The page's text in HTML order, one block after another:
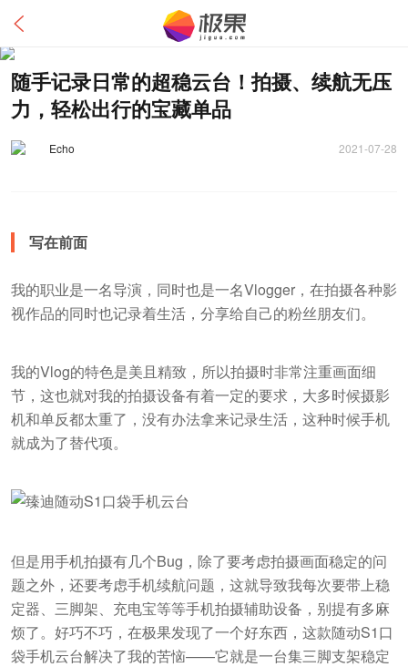
随手记录日常的超稳云台！拍摄、续航无压
力，轻松出行的宝藏单品
Echo 2021-07-28
写在前面
我的职业是一名导演，同时也是一名Vlogger，在拍摄各种影
视作品的同时也记录着生活，分享给自己的粉丝朋友们。
我的Vlog的特色是美且精致，所以拍摄时非常注重画面细
节，这也就对我的拍摄设备有着一定的要求，大多时候摄影
机和单反都太重了，没有办法拿来记录生活，这种时候手机
就成为了替代项。
但是用手机拍摄有几个Bug，除了要考虑拍摄画面稳定的问
题之外，还要考虑手机续航问题，这就导致我每次要带上稳
定器、三脚架、充电宝等等手机拍摄辅助设备，别提有多麻
烦了。好巧不巧，在极果发现了一个好东西，这款随动S1口
袋手机云台解决了我的苦恼——它就是一台集三脚支架稳定